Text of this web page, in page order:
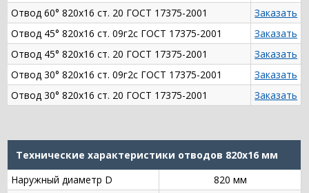
Отвод 60° 820х16 ст. 20 ГОСТ 17375-2001
Заказать
Отвод 45° 820х16 ст. 09г2с ГОСТ 17375-2001
Заказать
Отвод 45° 820х16 ст. 20 ГОСТ 17375-2001
Заказать
Отвод 30° 820х16 ст. 09г2с ГОСТ 17375-2001
Заказать
Отвод 30° 820х16 ст. 20 ГОСТ 17375-2001
Заказать
Технические характеристики отводов 820х16 мм
Наружный диаметр D
820 мм